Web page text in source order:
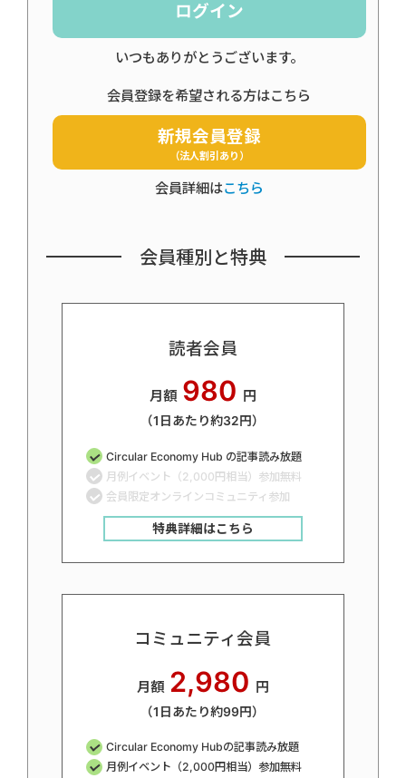
ログイン
いつもありがとうございます。
会員登録を希望される方はこちら
新規会員登録
（法人割引あり）
会員詳細はこちら
会員種別と特典
読者会員
月額 980 円
（1日あたり約32円）
Circular Economy Hub の記事読み放題
月例イベント（2,000円相当）参加無料
会員限定オンラインコミュニティ参加
特典詳細はこちら
コミュニティ会員
月額 2,980 円
（1日あたり約99円）
Circular Economy Hubの記事読み放題
月例イベント（2,000円相当）参加無料